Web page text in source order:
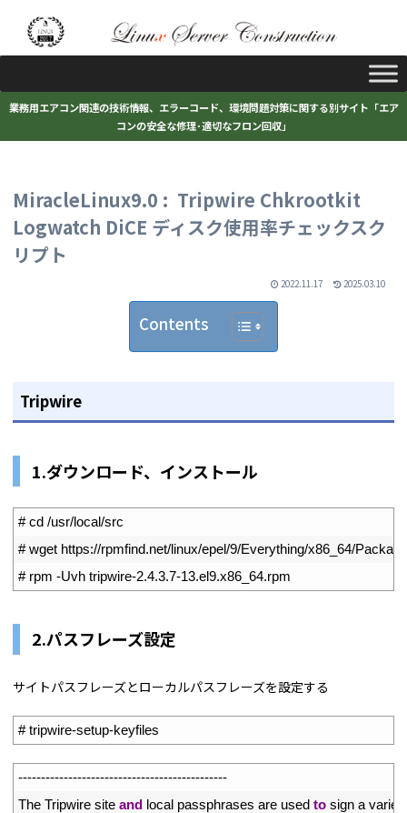
業務用エアコン関連の技術情報、エラーコード、環境問題対策に関する別サイト「エア
コンの安全な修理･適切なフロン回収」
MiracleLinux9.0 : Tripwire Chkrootkit
Logwatch DiCE ディスク使用率チェックスク
リプト
2022.11.17 2025.03.10
Contents
Tripwire
1.ダウンロード、インストール
# cd /usr/local/src
# wget https://rpmfind.net/linux/epel/9/Everything/x86_64/
# rpm -Uvh tripwire-2.4.3.7-13.el9.x86_64.rpm
2.パスフレーズ設定
サイトパスフレーズとローカルパスフレーズを設定する
# tripwire-setup-keyfiles
----------------------------------------------
The Tripwire site and local passphrases are used to sign a